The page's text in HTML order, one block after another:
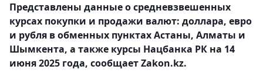
Представлены данные о средневзвешенных
курсах покупки и продажи валют: доллара, евро
и рубля в обменных пунктах Астаны, Алматы и
Шымкента, а также курсы Нацбанка РК на 14
июня 2025 года, сообщает Zakon.kz.